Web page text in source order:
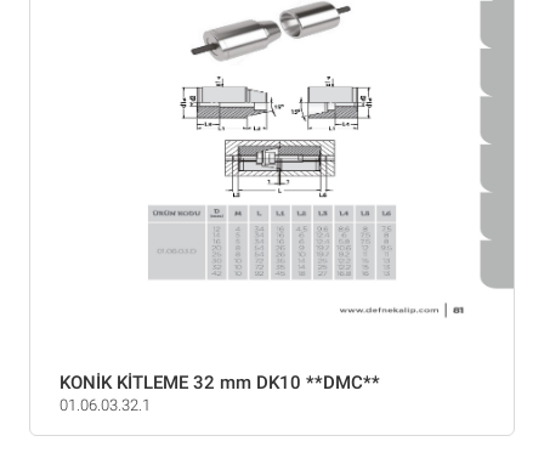
KONİK KİTLEME 32 mm DK10 **DMC**
01.06.03.32.1